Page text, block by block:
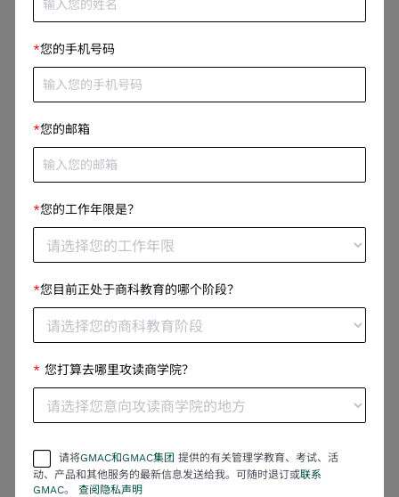
校友们说他们在商学院的投资已得到回报
在MBA校友中，占绝对优势的93%的人表示，他们即使知
道现在所了解到的一切信息，仍然会继续攻读MBA。此
外，96%的人认为他们的学位价值在于“从优秀水平提升至
卓越水平”
虽然学费的价格可能会让现在的你弃学，但从现在起的5
资的费用。一项近期调查发现，十分之九的校友的投资回
报率为正，其在毕业几年后便已收回投资。全日制MBA研
的情况并不少见，超过2/3的专业MBA研究生同意，他们
比没有学位的同龄人获得更多次的晋升或职称变更的机
会。
招生流程的逐步指南
商学院的招生过程对任何申请者而言都是一项特殊的挑战
——不管他们有多合格。从专家处获取内部建议对于你提
交最佳申请和收到梦寐以求的录取通知书的帮助很大。
*您的手机号码
*您的邮箱
*您的工作年限是？
*您目前正处于商科教育的哪个阶段？
* 您打算去哪里攻读商学院？
请将GMAC和GMAC集团 提供的有关管理学教育、考试、活
动、产品和其他服务的最新信息发送给我。可随时退订或联系
GMAC。查阅隐私声明